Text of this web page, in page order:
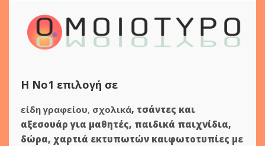
Η Νο1 επιλογή σε
είδη γραφείου, σχολικά, τσάντες και
αξεσουάρ για μαθητές, παιδικά παιχνίδια,
δώρα, χαρτιά εκτυπωτών καιφωτοτυπίες με